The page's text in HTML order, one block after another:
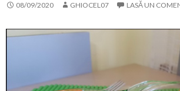
08/09/2020 GHIOCEL07 LASĂ UN